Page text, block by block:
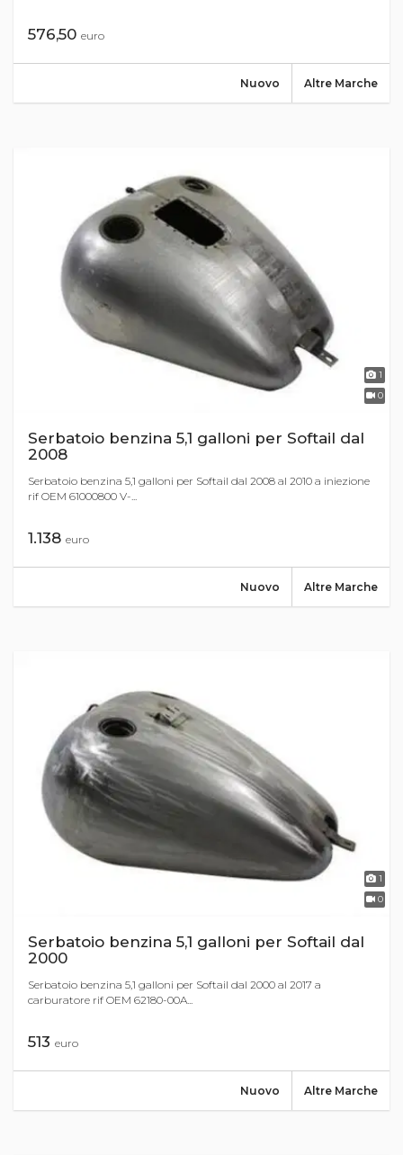
576,50 euro
Altre Marche
Nuovo
1
0
Serbatoio benzina 5,1 galloni per Softail dal
2008
Serbatoio benzina 5,1 galloni per Softail dal 2008 al 2010 a iniezione
rif OEM 61000800 V-...
1.138 euro
Altre Marche
Nuovo
1
0
Serbatoio benzina 5,1 galloni per Softail dal
2000
Serbatoio benzina 5,1 galloni per Softail dal 2000 al 2017 a
carburatore rif OEM 62180-00A...
513 euro
Altre Marche
Nuovo